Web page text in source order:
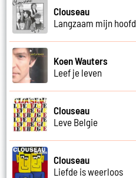
Clouseau
Langzaam mijn hoofd
Koen Wauters
Leef je leven
Clouseau
Leve Belgie
Clouseau
Liefde is weerloos